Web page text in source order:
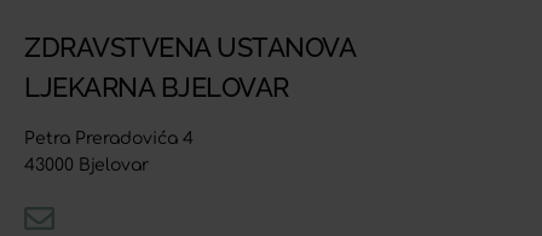
ZDRAVSTVENA USTANOVA
LJEKARNA BJELOVAR
Petra Preradovića 4
43000 Bjelovar